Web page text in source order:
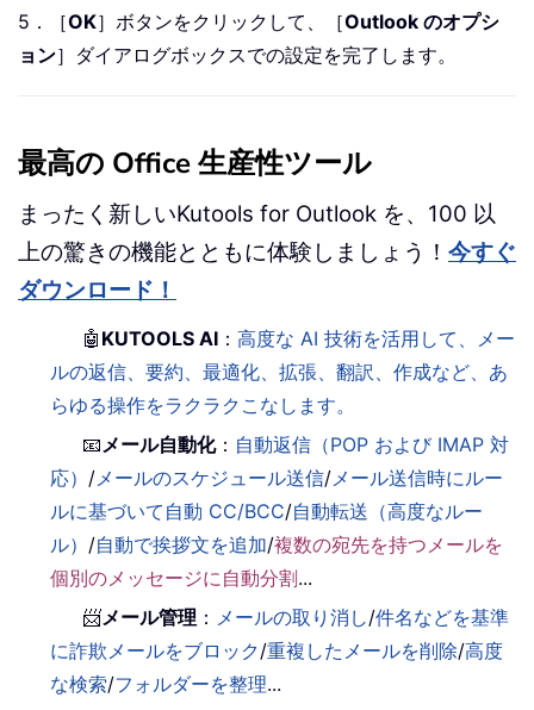
5．［OK］ボタンをクリックして、［Outlook のオプシ
ョン］ダイアログボックスでの設定を完了します。
最高の Office 生産性ツール
まったく新しいKutools for Outlook を、100 以
上の驚きの機能とともに体験しましょう！ 今すぐ
ダウンロード！
🤖 KUTOOLS AI ：高度な AI 技術を活用して、メー
ルの返信、要約、最適化、拡張、翻訳、作成など、あ
らゆる操作をラクラクこなします。
📧メール自動化： 自動返信（POP および IMAP 対
応） /メールのスケジュール送信/メール送信時にルー
ルに基づいて自動 CC/BCC/自動転送（高度なルー
ル） /自動で挨拶文を追加/複数の宛先を持つメールを
個別のメッセージに自動分割...
📨メール管理 ： メールの取り消し/件名などを基準
に詐欺メールをブロック/重複したメールを削除/高度
な検索/フォルダーを整理...